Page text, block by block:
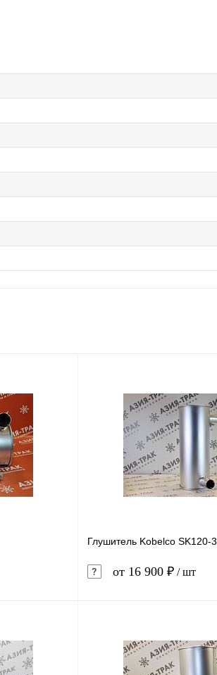
Глушитель Kobelco SK120-3
от 16 900 ₽ / шт
Купить в 1 клик